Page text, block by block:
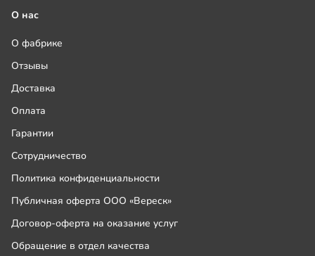
О нас
О фабрике
Отзывы
Доставка
Оплата
Гарантии
Сотрудничество
Политика конфиденциальности
Публичная оферта ООО «Вереск»
Договор-оферта на оказание услуг
Обращение в отдел качества